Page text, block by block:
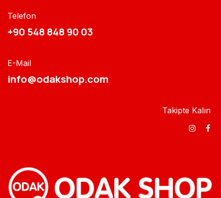
Telefon
+90 548 848 90 03​​
E-Mail
info@odakshop.com​
Takipte Kalın